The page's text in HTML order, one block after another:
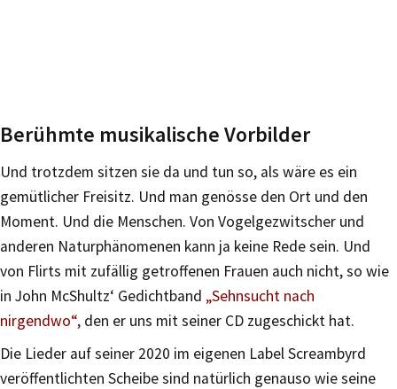
Berühmte musikalische Vorbilder
Und trotzdem sitzen sie da und tun so, als wäre es ein
gemütlicher Freisitz. Und man genösse den Ort und den
Moment. Und die Menschen. Von Vogelgezwitscher und
anderen Naturphänomenen kann ja keine Rede sein. Und
von Flirts mit zufällig getroffenen Frauen auch nicht, so wie
in John McShultz‘ Gedichtband „Sehnsucht nach
nirgendwo“, den er uns mit seiner CD zugeschickt hat.
Die Lieder auf seiner 2020 im eigenen Label Screambyrd
veröffentlichten Scheibe sind natürlich genauso wie seine